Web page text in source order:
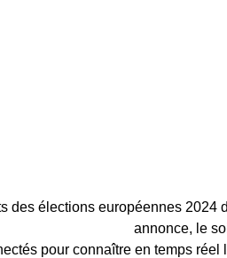
des élections européennes
annonce, le
pour connaître en temps